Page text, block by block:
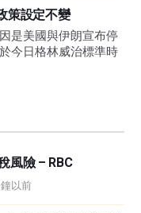
策設定不變
是美國與伊朗宣布停
今日格林威治標準時
風險 – RBC
以前